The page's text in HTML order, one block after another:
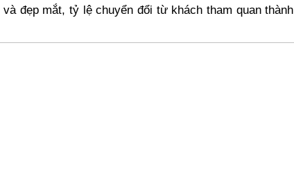
đẹp mắt, tỷ lệ chuyển đổi từ khách tham quan thành